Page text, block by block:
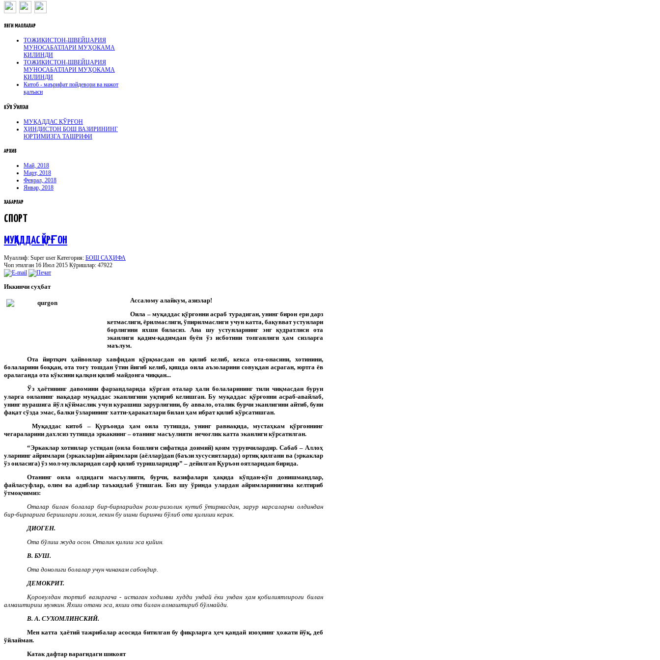
ЯНГИ МАҚОЛАЛАР
ТОЖИКИСТОН-ШВЕЙЦАРИЯ
МУНОСАБАТЛАРИ МУҲОКАМА
ҚИЛИНДИ
ТОЖИКИСТОН-ШВЕЙЦАРИЯ
МУНОСАБАТЛАРИ МУҲОКАМА
ҚИЛИНДИ
Китоб - маърифат пойдевори ва нажот
қалъаси
КӮП ӮҚИЛГАН
МУҚАДДАС ҚЎРҒОН
ҲИНДИСТОН БОШ ВАЗИРИНИНГ
ЮРТИМИЗГА ТАШРИФИ
АРХИВ
Май, 2018
Март, 2018
Феврал, 2018
Январ, 2018
ХАБАРЛАР
СПОРТ
МУҚАДДАС ҚЎРҒОН
Муаллиф: Super user Категория: БОШ САҲИФА
Чоп этилган 16 Июл 2015 Кӯришлар: 47922
Иккинчи суҳбат
Ассалому алайкум, азизлар!
Оила – муқаддас қўрғонни асраб турадиган, унинг бирон ери дарз
кетмаслиги, ёрилмаслиги, ўпирилмаслиги учун катта, бақувват устунлари
борлигини яхши биласиз. Ана шу устунларнинг энг қудратлиси ота
эканлиги қадим-қадимдан буён ўз исботини топганлиги ҳам сизларга
маълум.
Ота йиртқич ҳайвонлар хавфидан қўрқмасдан ов қилиб келиб, кекса ота-онасини, хотинини,
болаларини боққан, ота тоғу тошдан ўтин йиғиб келиб, қишда оила аъзоларини совуқдан асраган, юртга ёв
оралаганда ота кўксини қалқон қилиб майдонга чиққан...
Ўз ҳаётининг давомини фарзандларида кўрган оталар ҳали болаларининг тили чиқмасдан бурун
уларга оиланинг нақадар муқаддас эканлигини уқтириб келишган. Бу муқаддас қўрғонни асраб-авайлаб,
унинг нурашига йўл қўймаслик учун курашиш зарурлигини, бу аввало, оталик бурчи эканлигини айтиб, буни
фақат сўзда эмас, балки ўзларининг хатти-ҳаракатлари билан ҳам ибрат қилиб кўрсатишган.
Муқаддас китоб – Қуръонда ҳам оила тутишда, унинг равнақида, мустаҳкам қўрғоннинг
чегараларини дахлсиз тутишда эркакнинг – отанинг масъулияти нечоғлик катта эканлиги кўрсатилган.
“Эркаклар хотинлар устидан (оила бошлиғи сифатида доимий) қоим турувчилардир. Сабаб – Аллоҳ
уларнинг айримлари (эркаклар)ни айримлари (аёллар)дан (баъзи хусусиятларда) ортиқ қилгани ва (эркаклар
ўз оиласига) ўз мол-мулкларидан сарф қилиб туришларидир” – дейилган Қуръон оятларидан бирида.
Отанинг оила олдидаги масъулияти, бурчи, вазифалари ҳақида кўпдан-кўп донишмандлар,
файласуфлар, олим ва адиблар таъкидлаб ўтишган. Биз шу ўринда улардан айримларинигина келтириб
ўтмоқчимиз:
Оталар билан болалар бир-бирларидан рози-ризолик кутиб ўтирмасдан, зарур нарсаларни олдиндан
бир-бирларига беришлари лозим, лекин бу ишни биринчи бўлиб ота қилиши керак.
ДИОГЕН.
Ота бўлиш жуда осон. Оталик қилиш эса қийин.
В. БУШ.
Ота донолиги болалар учун чинакам сабоқдир.
ДЕМОКРИТ.
Қоровулдан тортиб вазиргача - истаган ходимни худди ундай ёки ундан ҳам қобилиятлироғи билан
алмаштириш мумкин. Яхши отани эса, яхши ота билан алмаштириб бўлмайди.
В. А. СУХОМЛИНСКИЙ.
Мен катта ҳаётий тажрибалар асосида битилган бу фикрларга ҳеч қандай изоҳнинг ҳожати йўқ, деб
ўйлайман.
Катак дафтар варағидаги шикоят